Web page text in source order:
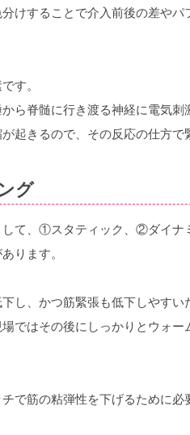
けすることで介入前後の差や
す。
ら脊髄に行き渡る神経に電気
起きるので、その反応の仕方
グ
して、①スタティック、②ダイ
ります。
し、かつ筋緊張も低下しやすい
ではその後にしっかりとウォ
で筋の粘弾性を下げるために